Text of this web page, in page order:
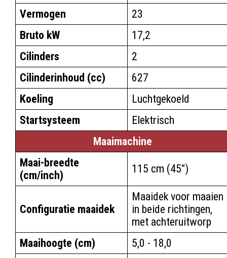
Vermogen
23
Bruto kW
17,2
Cilinders
2
Cilinderinhoud (cc)
627
Koeling
Luchtgekoeld
Startsysteem
Elektrisch
Maaimachine
Maai-breedte
(cm/inch)
115 cm (45")
Configuratie maaidek
Maaidek voor maaien
in beide richtingen,
met achteruitworp
Maaihoogte (cm)
5,0 - 18,0